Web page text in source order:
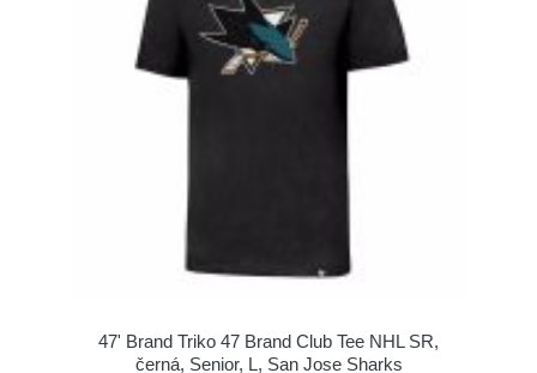
47' Brand Triko 47 Brand Club Tee NHL SR,
černá, Senior, L, San Jose Sharks